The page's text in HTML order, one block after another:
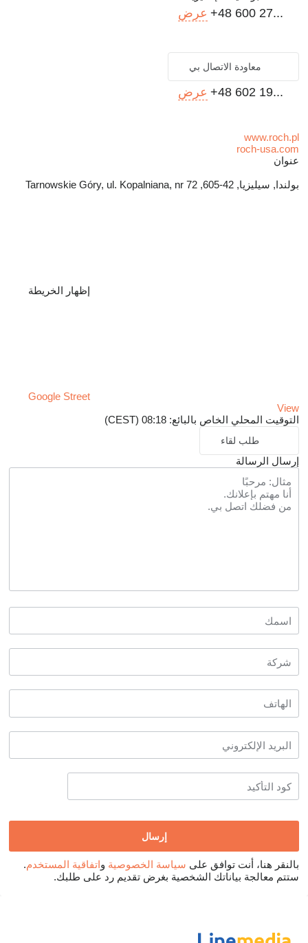
+48 600 27... عرض
معاودة الاتصال بي
+48 602 19... عرض
www.roch.pl
roch-usa.com
عنوان
بولندا, سيليزيا, 42-605, Tarnowskie Góry, ul. Kopalniana, nr 72
إظهار الخريطة
Google Street
View
التوقيت المحلي الخاص بالبائع: 08:18 (CEST)
طلب لقاء
إرسال الرسالة
بالنقر هنا، أنت توافق على سياسة الخصوصية واتفاقية المستخدم.
ستتم معالجة بياناتك الشخصية بغرض تقديم رد على طلبك.